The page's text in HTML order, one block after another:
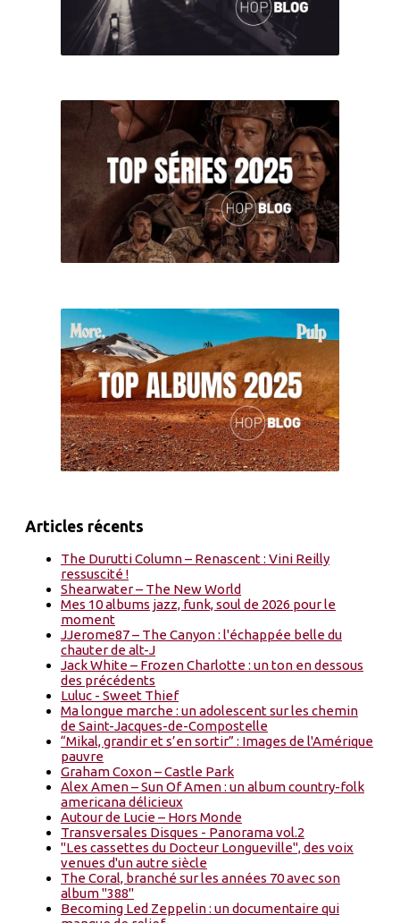
Articles récents
The Durutti Column – Renascent : Vini Reilly
ressuscité !
Shearwater – The New World
Mes 10 albums jazz, funk, soul de 2026 pour le
moment
JJerome87 – The Canyon : l'échappée belle du
chauter de alt-J
Jack White – Frozen Charlotte : un ton en dessous
des précédents
Luluc - Sweet Thief
Ma longue marche : un adolescent sur les chemin
de Saint-Jacques-de-Compostelle
“Mikal, grandir et s’en sortir” : Images de l'Amérique
pauvre
Graham Coxon – Castle Park
Alex Amen – Sun Of Amen : un album country-folk
americana délicieux
Autour de Lucie – Hors Monde
Transversales Disques - Panorama vol.2
"Les cassettes du Docteur Longueville", des voix
venues d'un autre siècle
The Coral, branché sur les années 70 avec son
album "388"
Becoming Led Zeppelin : un documentaire qui